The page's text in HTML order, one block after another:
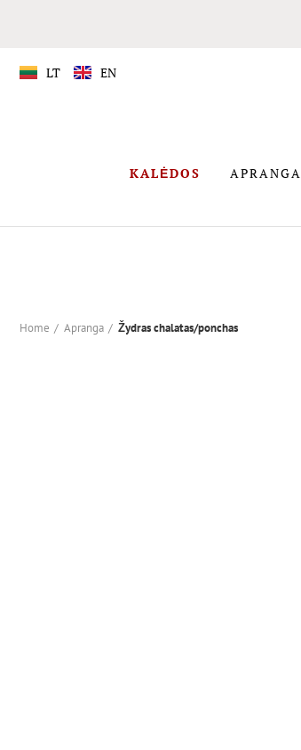
LT EN
KALĖDOS APRANGA
KALĖDOS
Home Apranga Žydras chalatas/ponchas